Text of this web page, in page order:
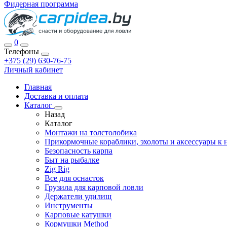
Фидерная программа
0
Телефоны
+375 (29) 630-76-75
Личный кабинет
Главная
Доставка и оплата
Каталог
Назад
Каталог
Монтажи на толстолобика
Прикормочные кораблики, эхолоты и аксессуары к
Безопасность карпа
Быт на рыбалке
Zig Rig
Все для оснасток
Грузила для карповой ловли
Держатели удилищ
Инструменты
Карповые катушки
Кормушки Method